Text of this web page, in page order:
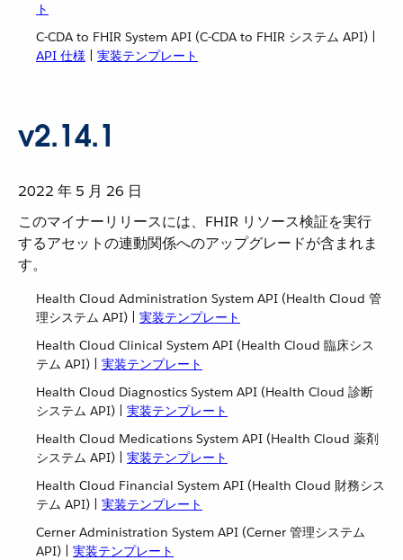
ト
C-CDA to FHIR System API (C-CDA to FHIR システム API) |
API 仕様
実装テンプレート
v2.14.1
2022 年 5 月 26 日
このマイナーリリースには、FHIR リソース検証を実行
するアセットの連動関係へのアップグレードが含まれま
す。
Health Cloud Administration System API (Health Cloud 管
理システム API) | 実装テンプレート
Health Cloud Clinical System API (Health Cloud 臨床シス
テム API) | 実装テンプレート
Health Cloud Diagnostics System API (Health Cloud 診断
システム API) | 実装テンプレート
Health Cloud Medications System API (Health Cloud 薬剤
システム API) | 実装テンプレート
Health Cloud Financial System API (Health Cloud 財務シス
テム API) | 実装テンプレート
Cerner Administration System API (Cerner 管理システム
API) | 実装テンプレート